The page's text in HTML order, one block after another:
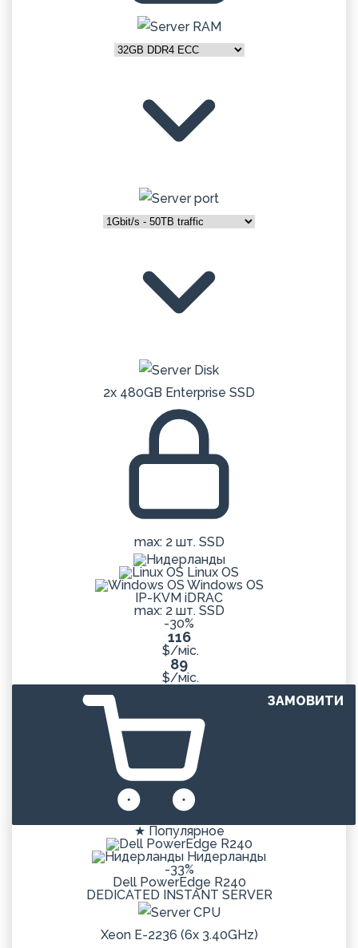
2x 480GB Enterprise SSD
max: 2 шт. SSD
Linux OS
Windows OS
IP-KVM iDRAC
max: 2 шт. SSD
-30%
116
$/міс.
89
$/міс.
ЗАМОВИТИ
★ Популярное
Нидерланды
-33%
Dell PowerEdge R240
DEDICATED INSTANT SERVER
Xeon E-2236 (6x 3.40GHz)